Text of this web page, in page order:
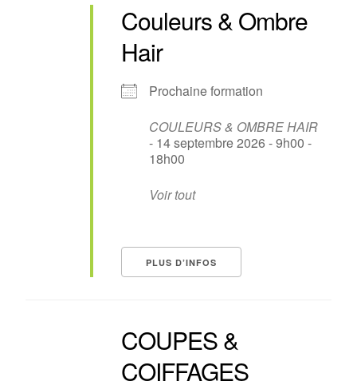
Couleurs & Ombre
Hair
Prochaine formation
COULEURS & OMBRE HAIR
- 14 septembre 2026 - 9h00 -
18h00
Voir tout
PLUS D’INFOS
COUPES &
COIFFAGES